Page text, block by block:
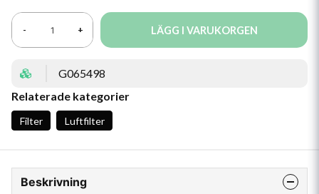
- + LÄGG I VARUKORGEN
G065498
Relaterade kategorier
Filter Luftfilter
Beskrivning